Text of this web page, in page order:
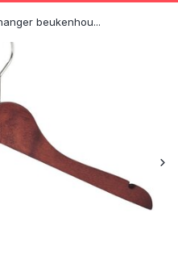
beukenhou...